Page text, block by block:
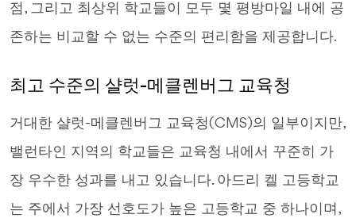
점, 그리고 최상위 학교들이 모두 몇 평방마일 내에 공
존하는 비교할 수 없는 수준의 편리함을 제공합니다.
최고 수준의 샬럿-메클렌버그 교육청
거대한 샬럿-메클렌버그 교육청(CMS)의 일부이지만,
밸런타인 지역의 학교들은 교육청 내에서 꾸준히 가
장 우수한 성과를 내고 있습니다. 아드리 켈 고등학교
는 주에서 가장 선호도가 높은 고등학교 중 하나이며,